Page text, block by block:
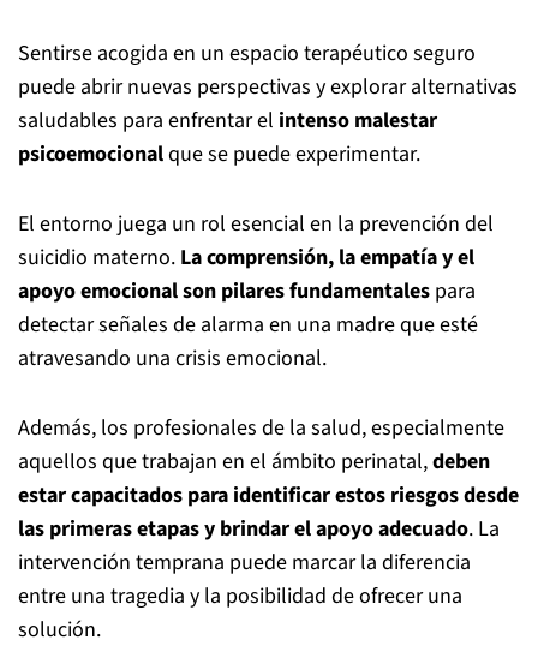
Sentirse acogida en un espacio terapéutico seguro
puede abrir nuevas perspectivas y explorar alternativas
saludables para enfrentar el intenso malestar
psicoemocionalque se puede experimentar.
El entorno juega un rol esencial en la prevención del
suicidio materno. La comprensión, la empatía y el
apoyo emocional son pilares fundamentales para
detectar señales de alarma en una madre que esté
atravesando una crisis emocional.
Además, los profesionales de la salud, especialmente
aquellos que trabajan en el ámbito perinatal,deben
estar capacitados para identificar estos riesgos desde
las primeras etapas y brindar el apoyo adecuado. La
intervención temprana puede marcar la diferencia
entre una tragedia y la posibilidad de ofrecer una
solución.